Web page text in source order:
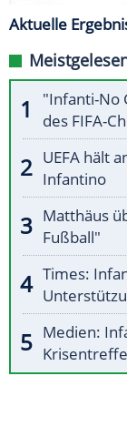
Aktuelle
"Infanti-No
des FIFA-
UEFA hält
Infantino
Matthäus
Fußball"
Times:
Medien: